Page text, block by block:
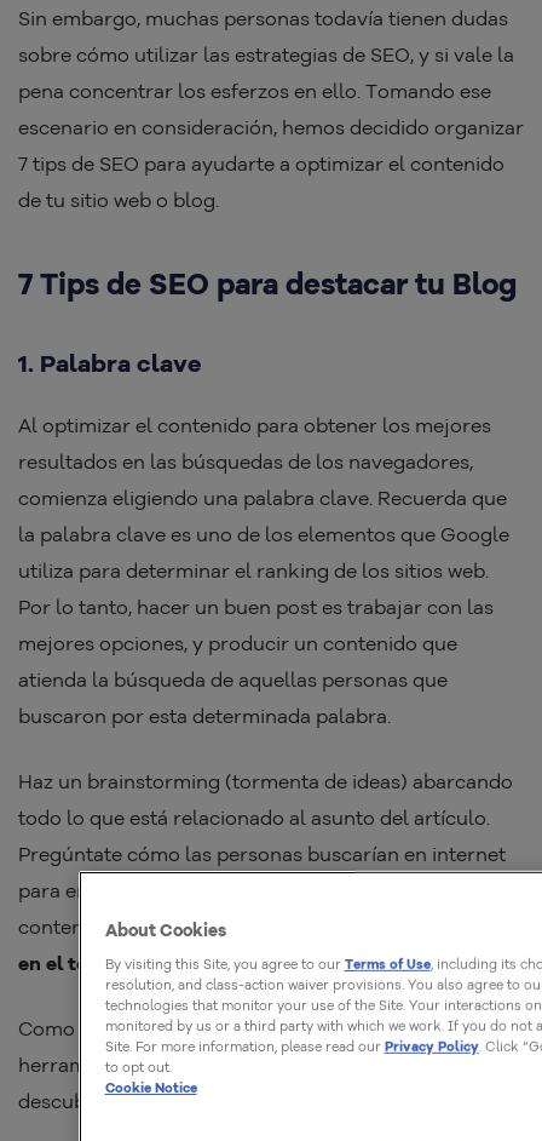
Sin embargo, muchas personas todavía tienen dudas
sobre cómo utilizar las estrategias de SEO, y si vale la
pena concentrar los esferzos en ello. Tomando ese
escenario en consideración, hemos decidido organizar
7 tips de SEO para ayudarte a optimizar el contenido
de tu sitio web o blog.
7 Tips de SEO para destacar tu Blog
1. Palabra clave
Al optimizar el contenido para obtener los mejores
resultados en las búsquedas de los navegadores,
comienza eligiendo una palabra clave. Recuerda que
la palabra clave es uno de los elementos que Google
utiliza para determinar el ranking de los sitios web.
Por lo tanto, hacer un buen post es trabajar con las
mejores opciones, y producir un contenido que
atienda la búsqueda de aquellas personas que
buscaron por esta determinada palabra.
Haz un brainstorming (tormenta de ideas) abarcando
todo lo que está relacionado al asunto del artículo.
Pregúntate cómo las personas buscarían en internet
para encontrar la respuesta que se brinda en dicho
contenido. Luego,define la palabra clave y agrégala
en el texto de manera natural.
Como ayuda para esta definición, utiliza algunas
herramientas como por ejemplo
descubrir cuál es la palabra más buscada.
About Cookies
By visiting this Site, you agree to our Terms of Use, including its
resolution, and class-action waiver provisions. You also agree to
technologies that monitor your use of the Site. Your interactions
monitored by us or a third party with which we work. If you do not
Site. For more information, please read our Privacy Policy. Click
to opt out.
Cookie Notice